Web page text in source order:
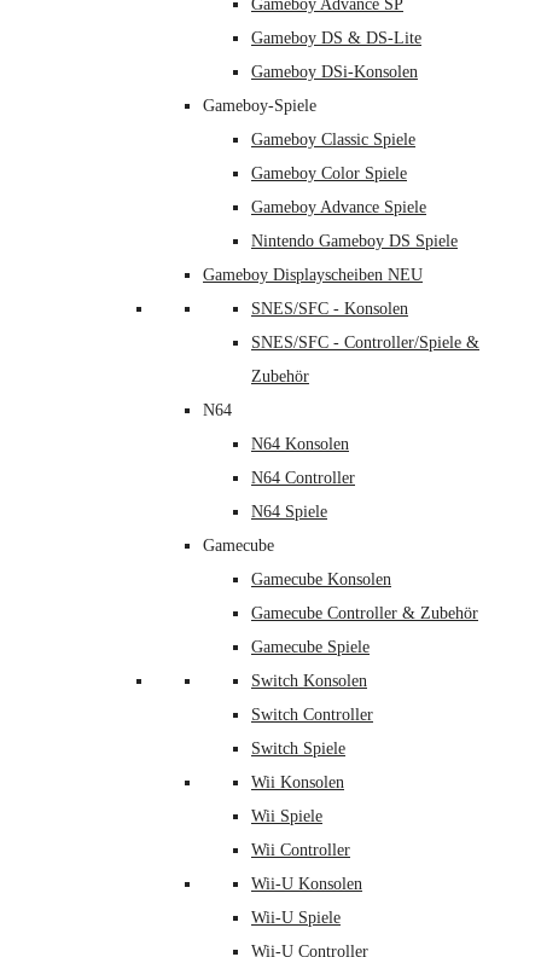
Gameboy Advance SP
Gameboy DS & DS-Lite
Gameboy DSi-Konsolen
Gameboy-Spiele
Gameboy Classic Spiele
Gameboy Color Spiele
Gameboy Advance Spiele
Nintendo Gameboy DS Spiele
Gameboy Displayscheiben NEU
SNES/SFC - Konsolen
SNES/SFC - Controller/Spiele &
Zubehör
N64
N64 Konsolen
N64 Controller
N64 Spiele
Gamecube
Gamecube Konsolen
Gamecube Controller & Zubehör
Gamecube Spiele
Switch Konsolen
Switch Controller
Switch Spiele
Wii Konsolen
Wii Spiele
Wii Controller
Wii-U Konsolen
Wii-U Spiele
Wii-U Controller